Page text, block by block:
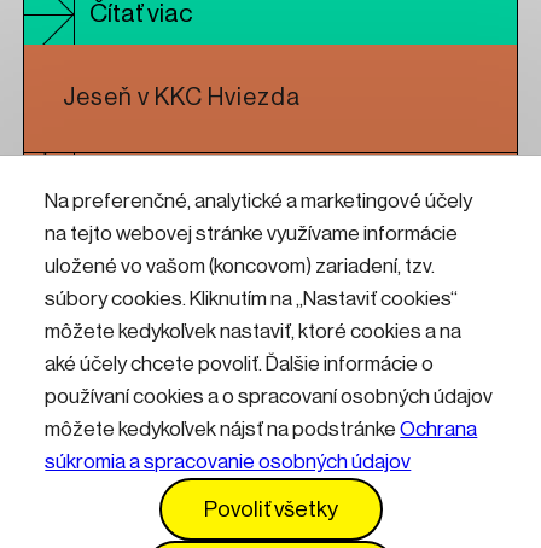
Na preferenčné, analytické a marketingové účely
na tejto webovej stránke využívame informácie
uložené vo vašom (koncovom) zariadení, tzv.
súbory cookies. Kliknutím na „Nastaviť cookies“
môžete kedykoľvek nastaviť, ktoré cookies a na
aké účely chcete povoliť. Ďalšie informácie o
používaní cookies a o spracovaní osobných údajov
môžete kedykoľvek nájsť na podstránkeOchrana
súkromia a spracovanie osobných údajov
Povoliť všetky
Čítať viac
Jeseň v KKC Hviezda
Koncert oceňovanej britskej
formácie Kiiōtō feat. Lou Rhodes
(Lamb) v rámci Roku Hviezdy 3.0
Čítať viac
Kontakty Informácie pre návštevníkov
Prevádzkový poriadok